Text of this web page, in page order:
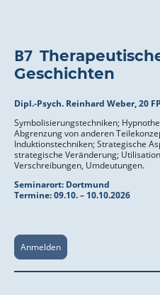
B7
Geschichten
Dipl.-Psych. Reinhard Weber, 20 FP
Symbolisierungstechniken;
Abgrenzung von anderen
Induktionstechniken; Strategische
strategische Veränderung;
Verschreibungen, Umdeutungen.
Seminarort: Dortmund
Termine: 09.10. – 10.10.2026
Anmelden